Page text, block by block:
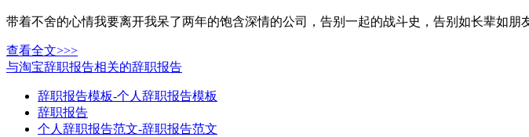
带着不舍的心情我要离开我呆了两年的饱含深情的公司，告别一起的战斗史，告别如长辈如
查看全文>>>
与淘宝辞职报告相关的辞职报告
辞职报告模板-个人辞职报告模板
辞职报告
个人辞职报告范文-辞职报告范文